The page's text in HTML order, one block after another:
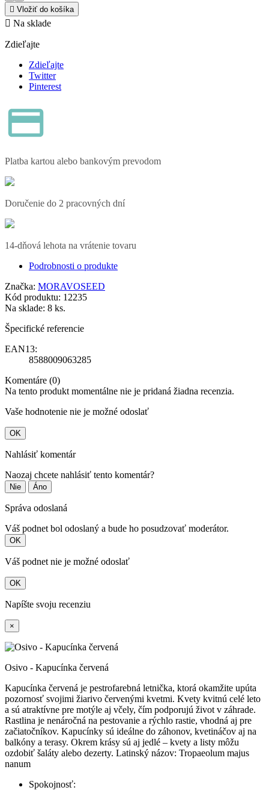
 Vložiť do košíka
 Na sklade
Zdieľajte
Zdieľajte
Twitter
Pinterest
Platba kartou alebo bankovým prevodom
Doručenie do 2 pracovných dní
14-dňová lehota na vrátenie tovaru
Podrobnosti o produkte
Značka: MORAVOSEED
Kód produktu: 12235
Na sklade: 8 ks.
Špecifické referencie
EAN13:
8588009063285
Komentáre (0)
Na tento produkt momentálne nie je pridaná žiadna recenzia.
Vaše hodnotenie nie je možné odoslať
OK
Nahlásiť komentár
Naozaj chcete nahlásiť tento komentár?
Nie Áno
Správa odoslaná
Váš podnet bol odoslaný a bude ho posudzovať moderátor.
OK
Váš podnet nie je možné odoslať
OK
Napíšte svoju recenziu
×
Osivo - Kapucínka červená
Kapucínka červená je pestrofarebná letnička, ktorá okamžite upúta
pozornosť svojimi žiarivo červenými kvetmi. Kvety kvitnú celé leto
a sú atraktívne pre motýle aj včely, čím podporujú život v záhrade.
Rastlina je nenáročná na pestovanie a rýchlo rastie, vhodná aj pre
začiatočníkov. Kapucínky sú ideálne do záhonov, kvetináčov aj na
balkóny a terasy. Okrem krásy sú aj jedlé – kvety a listy môžu
ozdobiť šaláty alebo dezerty. Latinský názov: Tropaeolum majus
nanum
Spokojnosť: